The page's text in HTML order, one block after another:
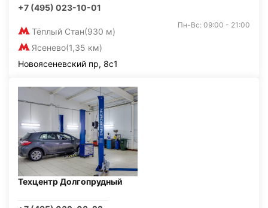
+7 (495) 023-10-01
Тёплый Стан(930 м)
Ясенево(1,35 км)
Пн-Вс: 09:00 - 21:00
Новоясеневский пр, 8с1
Техцентр Долгопрудный